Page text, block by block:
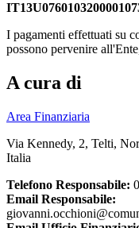
I pagamenti effettuati su
possono pervenire
A cura di
Area Finanziaria
Via Kennedy, 2, Telti,
Italia
Telefono Responsabile:
Email Responsabile: